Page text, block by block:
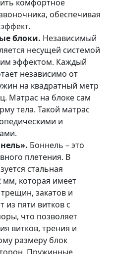
комфортное
обеспечивая
блоки. Независимый
несущей системой
эффектом. Каждый
независимо от
на квадратный метр
Матрас на блоке сам
тела. Такой матрас
и
Боннель – это
плетения. В
стальная
мм, которая имеет
закатов и
из пяти витков с
что позволяет
витков, трения и
размеру блок